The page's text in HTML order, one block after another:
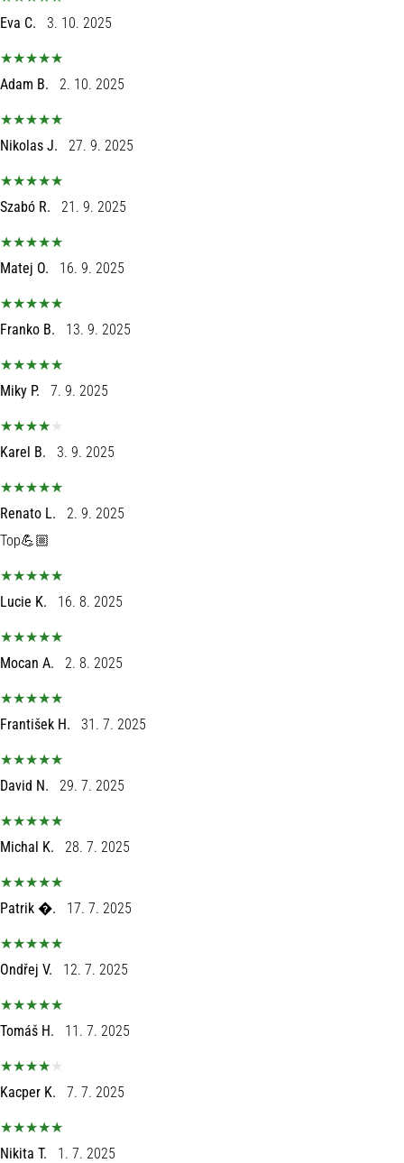
Eva C. 3. 10. 2025
Adam B. 2. 10. 2025
Nikolas J. 27. 9. 2025
Szabó R. 21. 9. 2025
Matej O. 16. 9. 2025
Franko B. 13. 9. 2025
Miky P. 7. 9. 2025
Karel B. 3. 9. 2025
Renato L.
2. 9. 2025
Top💪🏼
Lucie K. 16. 8. 2025
Mocan A. 2. 8. 2025
František H. 31. 7. 2025
David N. 29. 7. 2025
Michal K. 28. 7. 2025
Patrik �. 17. 7. 2025
Ondřej V. 12. 7. 2025
Tomáš H. 11. 7. 2025
Kacper K. 7. 7. 2025
Nikita T. 1. 7. 2025